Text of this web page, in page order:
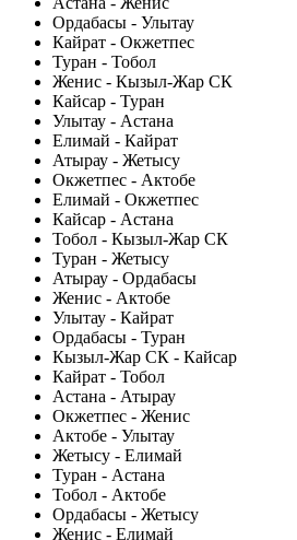
Ордабасы - Улытау
Кайрат - Окжетпес
Туран - Тобол
Женис - Кызыл-Жар СК
Кайсар - Туран
Улытау - Астана
Елимай - Кайрат
Атырау - Жетысу
Окжетпес - Актобе
Елимай - Окжетпес
Кайсар - Астана
Тобол - Кызыл-Жар СК
Туран - Жетысу
Атырау - Ордабасы
Женис - Актобе
Улытау - Кайрат
Ордабасы - Туран
Кызыл-Жар СК - Кайсар
Кайрат - Тобол
Астана - Атырау
Окжетпес - Женис
Актобе - Улытау
Жетысу - Елимай
Туран - Астана
Тобол - Актобе
Ордабасы - Жетысу
Женис - Елимай